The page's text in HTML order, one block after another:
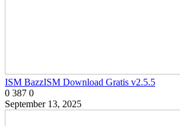
ISM BazzISM Download Gratis v2.5.5
0 387 0
September 13, 2025